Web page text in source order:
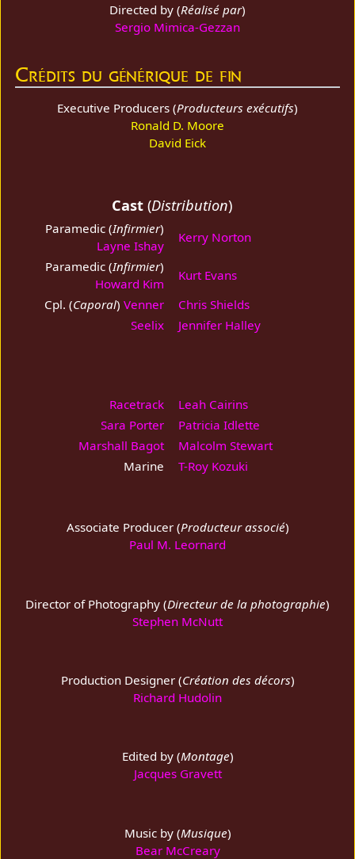
Directed by (Réalisé par)
Sergio Mimica-Gezzan
Crédits du générique de fin
Executive Producers (Producteurs exécutifs)
Ronald D. Moore
David Eick
Cast(Distribution)
Paramedic (Infirmier)
Layne Ishay
Kerry Norton
Paramedic (Infirmier)
Howard Kim
Kurt Evans
Cpl. (Caporal)Venner
Chris Shields
Seelix
Jennifer Halley
Racetrack
Leah Cairins
Sara Porter
Patricia Idlette
Marshall Bagot
Malcolm Stewart
Marine
T-Roy Kozuki
Associate Producer (Producteur associé)
Paul M. Leornard
Director of Photography (Directeur de la photographie)
Stephen McNutt
Production Designer (Création des décors)
Richard Hudolin
Edited by (Montage)
Jacques Gravett
Music by (Musique)
Bear McCreary